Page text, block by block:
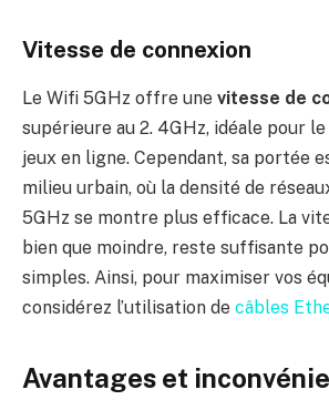
Vitesse de connexion
Le Wifi 5GHz offre une vitesse de
supérieure au 2. 4GHz, idéale pour
jeux en ligne. Cependant, sa portée
milieu urbain, où la densité de
5GHz se montre plus efficace. La
bien que moindre, reste suffisante
simples. Ainsi, pour maximiser vos
considérez l’utilisation de câbles
Avantages et